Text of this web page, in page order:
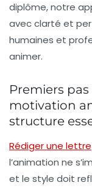
diplôme, notre
avec clarté et
humaines et
animer.
Premiers
motivation
structure
Rédiger une lettre
l’animation ne
et le style doit